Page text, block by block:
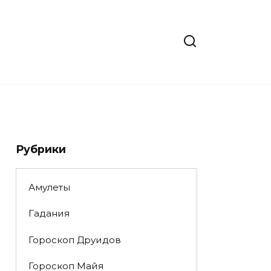
Рубрики
Амулеты
Гадания
Гороскоп Друидов
Гороскоп Майя